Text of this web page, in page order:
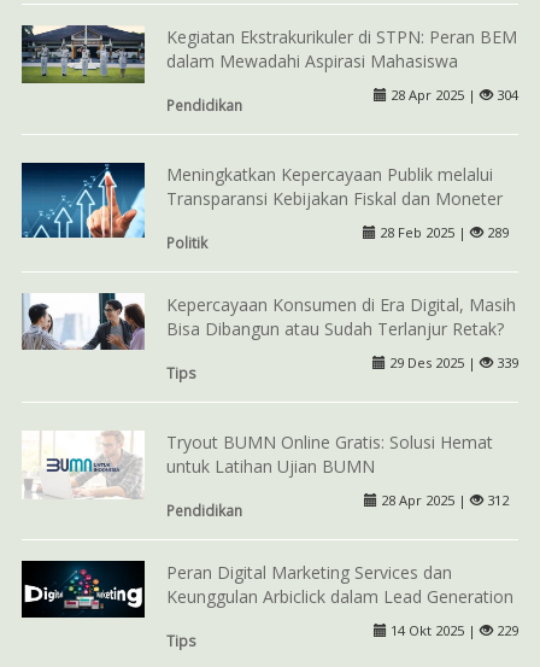
Kegiatan Ekstrakurikuler di STPN: Peran BEM
dalam Mewadahi Aspirasi Mahasiswa
Pendidikan
28 Apr 2025 | 304
Meningkatkan Kepercayaan Publik melalui
Transparansi Kebijakan Fiskal dan Moneter
Politik
28 Feb 2025 | 289
Kepercayaan Konsumen di Era Digital, Masih
Bisa Dibangun atau Sudah Terlanjur Retak?
Tips
29 Des 2025 | 339
Tryout BUMN Online Gratis: Solusi Hemat
untuk Latihan Ujian BUMN
Pendidikan
28 Apr 2025 | 312
Peran Digital Marketing Services dan
Keunggulan Arbiclick dalam Lead Generation
Tips
14 Okt 2025 | 229